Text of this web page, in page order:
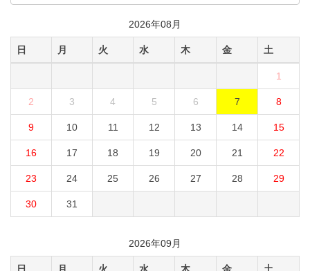
2026年08月
日 月 火 水 木 金 土
1
2 3 4 5 6 7 8
9 10 11 12 13 14 15
16 17 18 19 20 21 22
23 24 25 26 27 28 29
30 31
2026年09月